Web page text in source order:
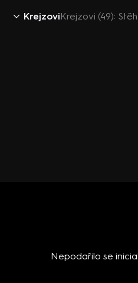
KrejzoviKrejzovi (49):
Nepodařilo se